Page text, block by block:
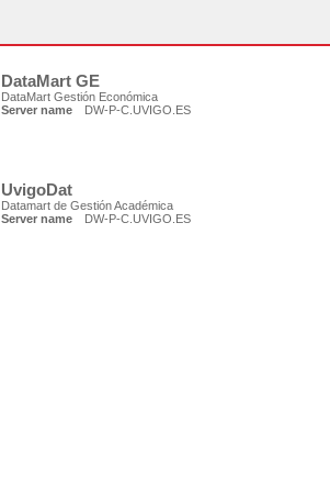
DataMart GE
DataMart Gestión Económica
Server name
DW-P-C.UVIGO.ES
UvigoDat
Datamart de Gestión Académica
Server name
DW-P-C.UVIGO.ES